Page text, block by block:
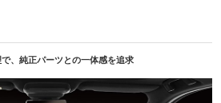
、純正パーツとの一体感を追求